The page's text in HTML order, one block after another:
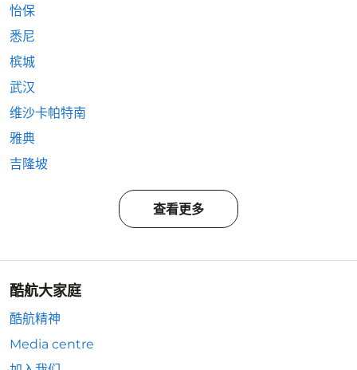
怡保
悉尼
槟城
武汉
维沙卡帕特南
雅典
吉隆坡
查看更多
酷航大家庭
酷航精神
Media centre